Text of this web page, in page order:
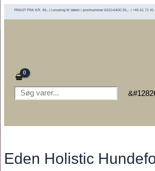
til
FRAGT FRA KR. 49,- | Levering til døren i postnummer 6310-6400 25,- | +45 61 71
Søg
Eden Holistic